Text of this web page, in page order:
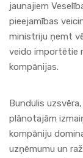
jaunajiem
pieejamības
ministriju ņemt
veido importētie
kompānijas.
Bundulis
plānotajām
kompāniju
uzņēmumu un